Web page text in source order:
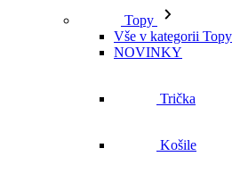
Topy
Vše v kategorii Topy
NOVINKY
Trička
Košile